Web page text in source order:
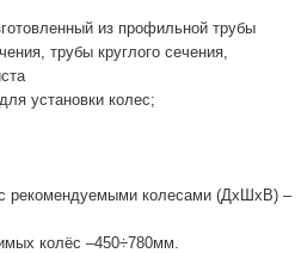
из профильной трубы
трубы круглого сечения,
установки колес;
рекомендуемыми колесами (ДхШхВ) –
колёс –450÷780мм.